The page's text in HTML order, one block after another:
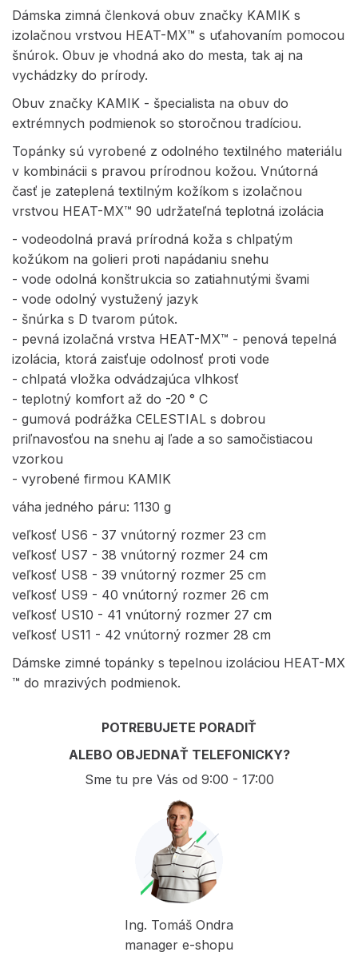
Dámska zimná členková obuv značky KAMIK s
izolačnou vrstvou HEAT-MX™ s uťahovaním pomocou
šnúrok. Obuv je vhodná ako do mesta, tak aj na
vychádzky do prírody.
Obuv značky KAMIK - špecialista na obuv do
extrémnych podmienok so storočnou tradíciou.
Topánky sú vyrobené z odolného textilného materiálu
v kombinácii s pravou prírodnou kožou. Vnútorná
časť je zateplená textilným kožíkom s izolačnou
vrstvou HEAT-MX™ 90 udržateľná teplotná izolácia
- vodeodolná pravá prírodná koža s chlpatým
kožúkom na golieri proti napádaniu snehu
- vode odolná konštrukcia so zatiahnutými švami
- vode odolný vystužený jazyk
- šnúrka s D tvarom pútok.
- pevná izolačná vrstva HEAT-MX™ - penová tepelná
izolácia, ktorá zaisťuje odolnosť proti vode
- chlpatá vložka odvádzajúca vlhkosť
- teplotný komfort až do -20 ° C
- gumová podrážka CELESTIAL s dobrou
priľnavosťou na snehu aj ľade a so samočistiacou
vzorkou
- vyrobené firmou KAMIK
váha jedného páru: 1130 g
veľkosť US6 - 37 vnútorný rozmer 23 cm
veľkosť US7 - 38 vnútorný rozmer 24 cm
veľkosť US8 - 39 vnútorný rozmer 25 cm
veľkosť US9 - 40 vnútorný rozmer 26 cm
veľkosť US10 - 41 vnútorný rozmer 27 cm
veľkosť US11 - 42 vnútorný rozmer 28 cm
Dámske zimné topánky s tepelnou izoláciou HEAT-MX
™ do mrazivých podmienok.
POTREBUJETE PORADIŤ
ALEBO OBJEDNAŤ TELEFONICKY?
Sme tu pre Vás od 9:00 - 17:00
Ing. Tomáš Ondra
manager e-shopu